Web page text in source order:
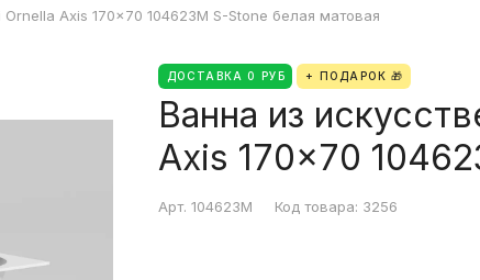
Axis 170x70 104623M S-Stone белая матовая
ДОСТАВКА 0 РУБ + ПОДАРОК 🎁
Ванна из
Axis 170x70
Арт. 104623M Код товара: 3256